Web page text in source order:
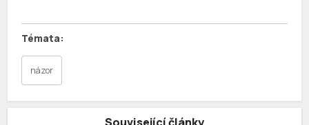
názor
Související články